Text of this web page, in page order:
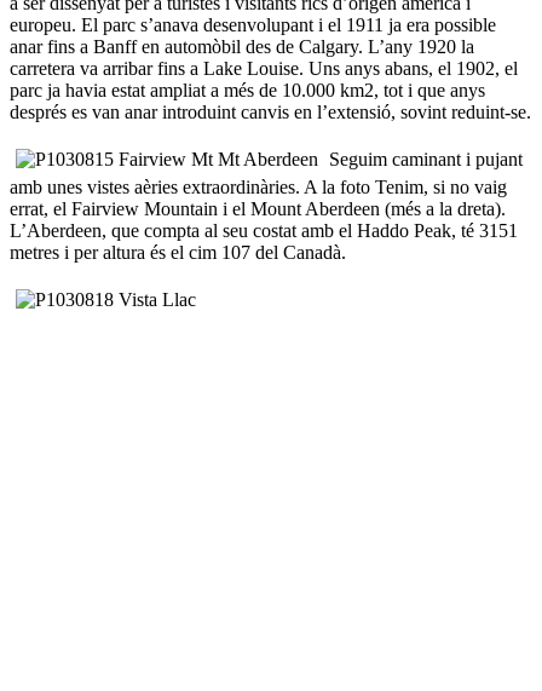
europeu. El parc s’anava desenvolupant i el 1911 ja era possible
anar fins a Banff en automòbil des de Calgary. L’any 1920 la
carretera va arribar fins a Lake Louise. Uns anys abans, el 1902, el
parc ja havia estat ampliat a més de 10.000 km2, tot i que anys
després es van anar introduint canvis en l’extensió, sovint reduint-se.
Seguim caminant i pujant
amb unes vistes aèries extraordinàries. A la foto Tenim, si no vaig
errat, el Fairview Mountain i el Mount Aberdeen (més a la dreta).
L’Aberdeen, que compta al seu costat amb el Haddo Peak, té 3151
metres i per altura és el cim 107 del Canadà.